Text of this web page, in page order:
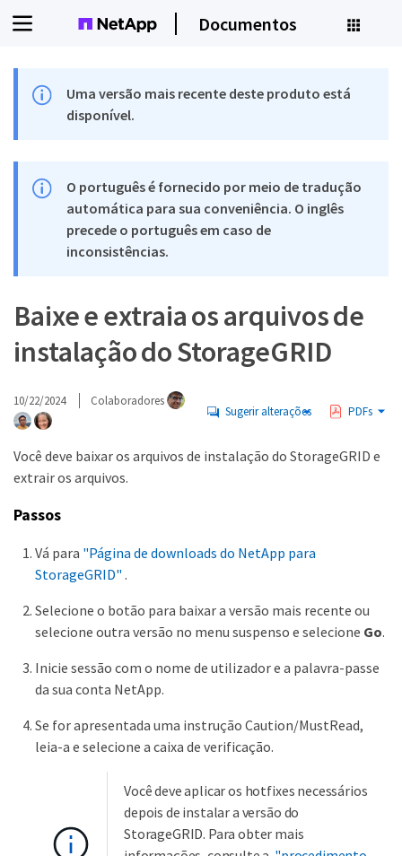
Documentos
Uma versão mais recente deste produto está
disponível.
O português é fornecido por meio de tradução
automática para sua conveniência. O inglês
precede o português em caso de
inconsistências.
Baixe e extraia os arquivos de
instalação do StorageGRID
10/22/2024 Colaboradores
Sugerir alterações PDFs
Você deve baixar os arquivos de instalação do StorageGRID e
extrair os arquivos.
Passos
Vá para "Página de downloads do NetApp para
StorageGRID" .
Selecione o botão para baixar a versão mais recente ou
selecione outra versão no menu suspenso e selecione Go.
Inicie sessão com o nome de utilizador e a palavra-passe
da sua conta NetApp.
Se for apresentada uma instrução Caution/MustRead,
leia-a e selecione a caixa de verificação.
Você deve aplicar os hotfixes necessários
depois de instalar a versão do
StorageGRID. Para obter mais